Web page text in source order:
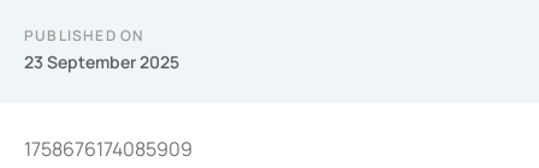
PUBLISHED ON
23 September 2025
1758676174085909